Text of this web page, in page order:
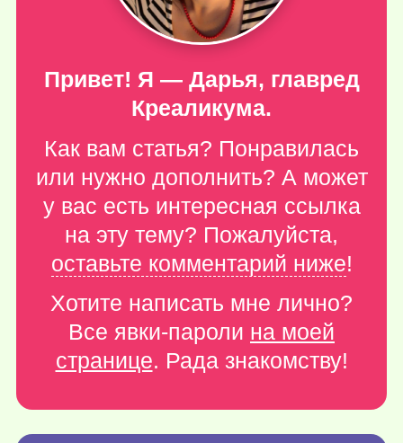
Привет! Я — Дарья, главред
Креаликума.
Как вам статья? Понравилась
или нужно дополнить? А может
у вас есть интересная ссылка
на эту тему? Пожалуйста,
оставьте комментарий ниже!
Хотите написать мне лично?
Все явки-пароли на моей
странице. Рада знакомству!